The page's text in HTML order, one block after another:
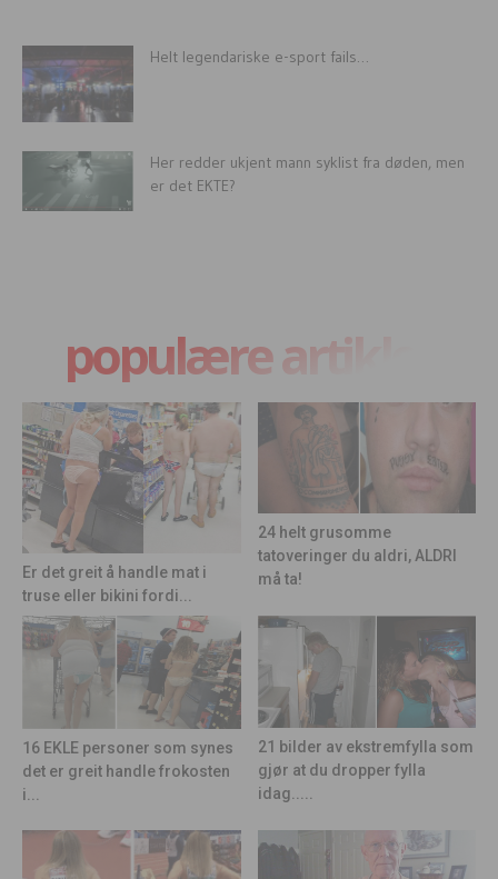
Helt legendariske e-sport fails…
Her redder ukjent mann syklist fra døden, men
er det EKTE?
populære artikler
Er det greit å handle mat i
truse eller bikini fordi...
24 helt grusomme
tatoveringer du aldri, ALDRI
må ta!
16 EKLE personer som synes
det er greit handle frokosten
i...
21 bilder av ekstremfylla som
gjør at du dropper fylla
idag.....